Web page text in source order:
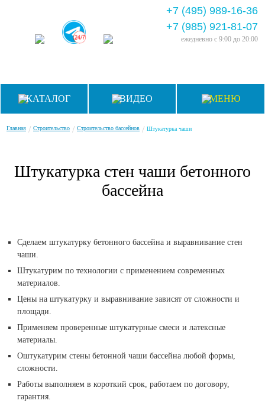
+7 (495) 989-16-36
+7 (985) 921-81-07
ежедневно с 9:00 до 20:00
КАТАЛОГ ВИДЕО МЕНЮ
Главная / Строительство / Строительство бассейнов / Штукатурка чаши
Штукатурка стен чаши бетонного
бассейна
Сделаем штукатурку бетонного бассейна и выравнивание стен
чаши.
Штукатурим по технологии с применением современных
материалов.
Цены на штукатурку и выравнивание зависят от сложности и
площади.
Применяем проверенные штукатурные смеси и латексные
материалы.
Оштукатурим стены бетонной чаши бассейна любой формы,
сложности.
Работы выполняем в короткий срок, работаем по договору,
гарантия.